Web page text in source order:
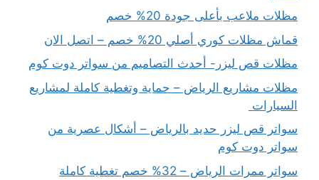
مظلات ملاعب بأعلى جودة 20% خصم
قماش مظلات كوري أصلي 20% خصم – اتصل الان
مظلات قص ليزر- أحدث التصاميم من سواتر دوت كوم
مظلات مشاريع الرياض – حماية وتغطية كاملة لمشاريع
السيارات
سواتر قص ليزر حديد بالرياض – أشكال عصرية من
سواتر دوت كوم
سواتر ممرات الرياض – 32% خصم تغطية كاملة